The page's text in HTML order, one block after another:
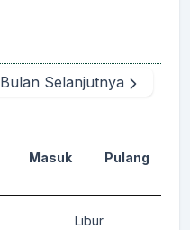
Bulan Selanjutnya
Masuk
Pulang
Libur